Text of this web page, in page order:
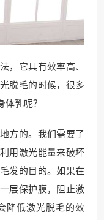
，它具有效率高、
脱毛的时候，很多
乳呢？
方的。我们需要了
用激光能量来破坏
发的目的。如果在
层保护膜，阻止激
降低激光脱毛的效